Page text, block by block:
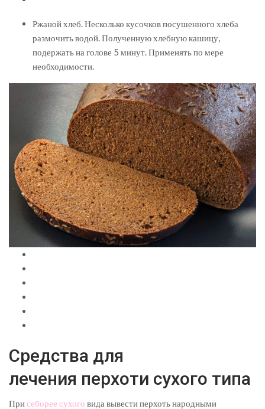
Ржаной хлеб. Несколько кусочков посушенного хлеба
размочить водой. Полученную хлебную кашицу,
подержать на голове 5 минут. Применять по мере
необходимости.
Средства для
лечения перхоти сухого типа
Присеборее сухого вида вывести перхоть народными